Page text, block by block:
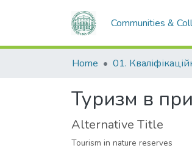
Communities &
Home
Туризм в
Alternative Title
Tourism in nature reserves